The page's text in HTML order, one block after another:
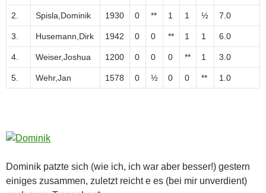
2. Spisla,Dominik 1930 0 ** 1 1 ½ 7.0
3. Husemann,Dirk 1942 0 0 ** 1 1 6.0
4. Weiser,Joshua 1200 0 0 0 ** 1 3.0
5. Wehr,Jan 1578 0 ½ 0 0 ** 1.0
Dominik patzte sich (wie ich, ich war aber besser!) gestern
einiges zusammen, zuletzt reicht e es (bei mir unverdient)